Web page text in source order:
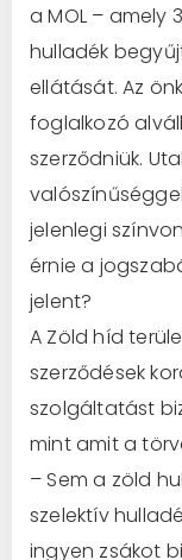
a MOL – amely
hulladék
ellátását. Az
foglalkozó
szerződniük.
jelenlegi
érnie a
jelent?
A Zöld híd
szerződések
szolgáltatást
mint amit a
– Sem a zöld
szelektív
ingyen zsákot